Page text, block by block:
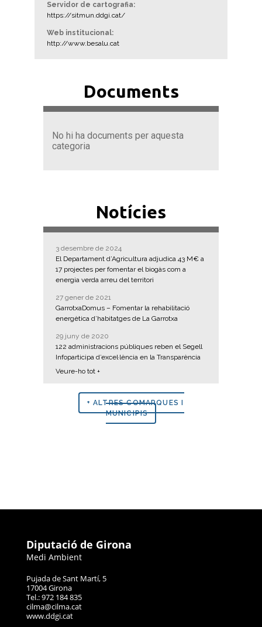
Servidor de cartografia:
https://sitmun.ddgi.cat/
Web institucional:
http://www.besalu.cat
Documents
No hi ha documents per aquesta
categoria
Notícies
3 desembre de 2024
El Departament d’Agricultura adjudica 43 M€ a
17 projectes per fomentar el biogàs com a
energia verda arreu del territori
27 gener de 2021
GarrotxaDomus – Fomentar la rehabilitació
energètica d’habitatges de La Garrotxa
29 juny de 2020
122 administracions públiques reben el Segell
Infoparticipa d’excel·lència en la Transparència
Veure-ho tot +
+ ALTRES COMARQUES I
MUNICIPIS
Diputació de Girona
Medi Ambient
Pujada de Sant Martí, 5
17004 Girona
Tel.: 972 184 835
cilma@cilma.cat
www.ddgi.cat